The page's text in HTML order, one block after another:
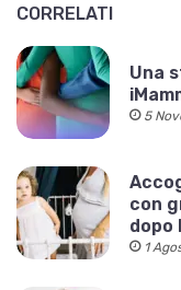
CORRELATI
Una
5
con
dopo
1